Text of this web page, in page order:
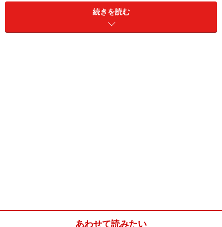
続きを読む
あわせて読みたい